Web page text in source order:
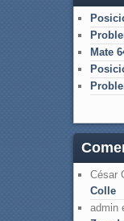
Mate
César
Colle
admin